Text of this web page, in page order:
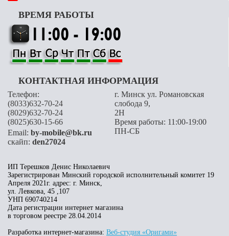
ВРЕМЯ РАБОТЫ
КОНТАКТНАЯ ИНФОРМАЦИЯ
Телефон:
(8033)632-70-24
(8029)632-70-24
(8025)630-15-66
Email: by-mobile@bk.ru
скайп: den27024
г. Минск ул. Романовская
слобода 9,
2H
Время работы: 11:00-19:00
ПН-СБ
ИП Терешков Денис Николаевич
Зарегистрирован Минский городской исполнительный комитет 19
Апреля 2021г. адрес: г. Минск,
ул. Левкова, 45 ,107
УНП 690740214
Дата регистрации интернет магазина
в торговом реестре 28.04.2014
Разработка интернет-магазина: Веб-студия «Оригами»